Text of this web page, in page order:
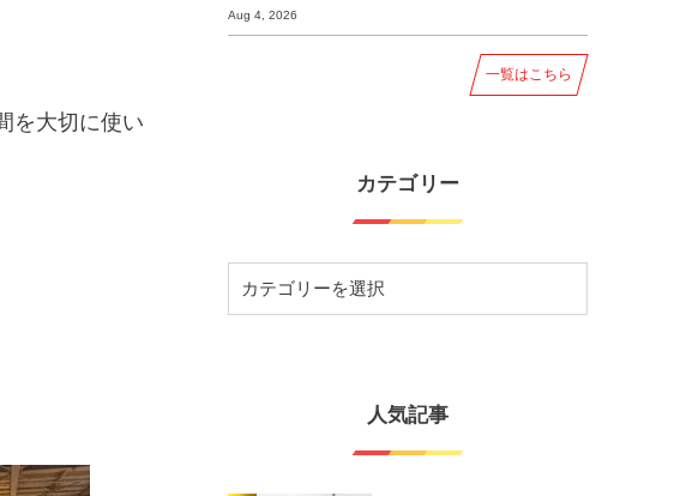
を大切に使い
Aug 4, 2026
一覧はこちら
カテゴリー
人気記事